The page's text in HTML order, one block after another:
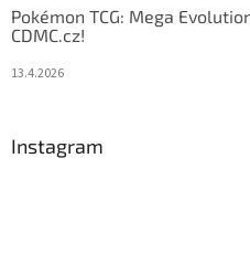
Pokémon TCG: Mega
CDMC.cz!
13.4.2026
Instagram